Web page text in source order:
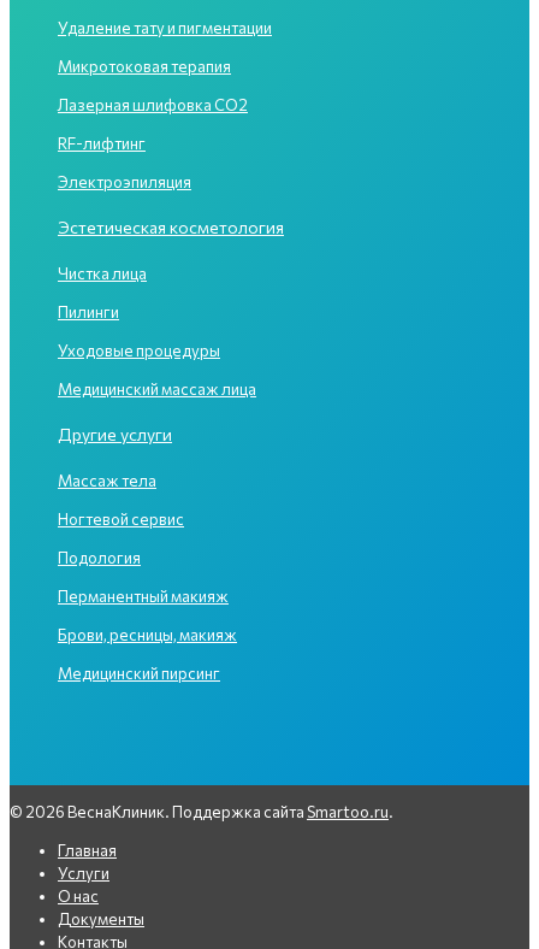
Удаление тату и пигментации
Микротоковая терапия
Лазерная шлифовка CO2
RF-лифтинг
Электроэпиляция
Эстетическая косметология
Чистка лица
Пилинги
Уходовые процедуры
Медицинский массаж лица
Другие услуги
Массаж тела
Ногтевой сервис
Подология
Перманентный макияж
Брови, ресницы, макияж
Медицинский пирсинг
© 2026 ВеснаКлиник. Поддержка сайта Smartoo.ru.
Главная
Услуги
О нас
Документы
Контакты